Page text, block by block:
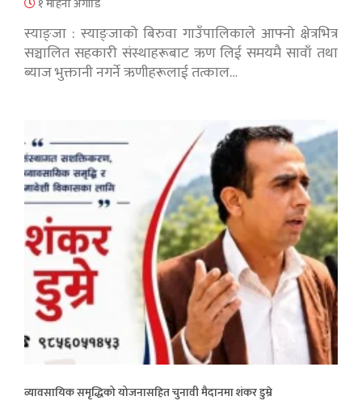
१ महिना अगाडि
स्याङ्जा : स्याङ्जाको बिरुवा गाउँपालिकाले आफ्नो क्षेत्रभित्र
सञ्चालित सहकारी संस्थाहरूबाट ऋण लिई समयमै सावाँ तथा
ब्याज भुक्तानी नगर्ने ऋणीहरूलाई तत्काल…
व्यावसायिक समृद्धिको योजनासहित चुनावी मैदानमा शंकर डुम्रे